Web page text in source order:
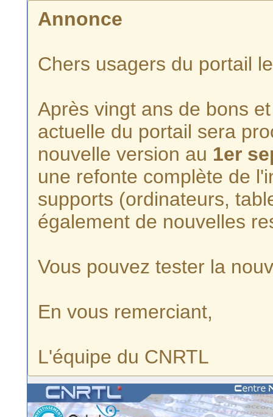
Annonce
Chers usagers du portail
Après vingt ans de bons
actuelle du portail sera
nouvelle version au 1er
une refonte complète de
supports (ordinateurs,
également de nouvelles
Vous pouvez tester la
En vous remerciant,
L'équipe du CNRTL